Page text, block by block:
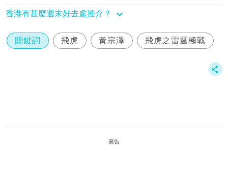
香港有甚麼週末好去處推介？
關鍵詞 飛虎 黃宗澤 飛虎之雷霆極戰
廣告